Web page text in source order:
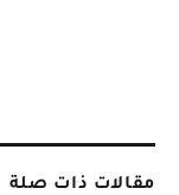
مقالات ذات صلة